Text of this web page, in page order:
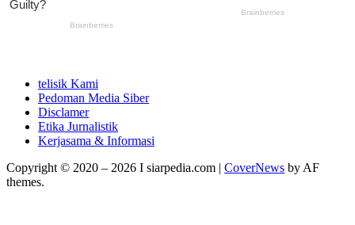
telisik Kami
Pedoman Media Siber
Disclamer
Etika Jurnalistik
Kerjasama & Informasi
Copyright © 2020 – 2026 I siarpedia.com | CoverNews by AF
themes.